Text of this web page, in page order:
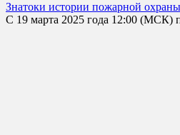
Знатоки истории пожарной
С 19 марта 2025 года 12:00 (МСК)